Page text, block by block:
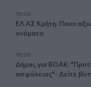
18:09
ΕΛ.ΑΣ Κρήτη: Ποιοι
ονόματα
18:06
Δήμας για ΒΟΑΚ:
ασφάλειας"- Δείτε